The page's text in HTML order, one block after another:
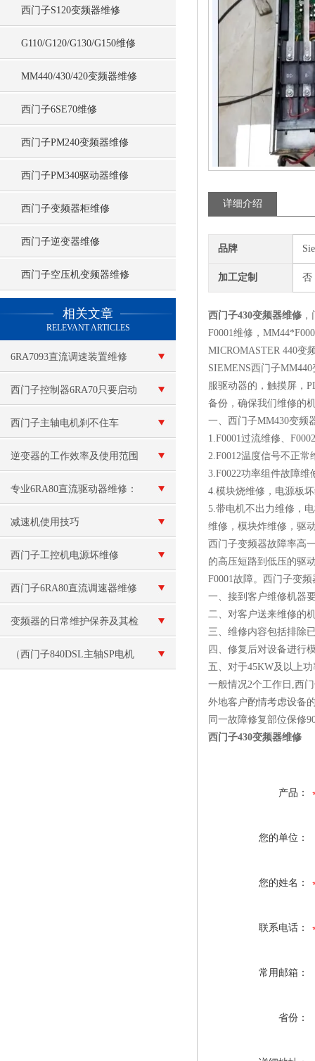
西门子S120变频器维修
G110/G120/G130/G150维修
MM440/430/420变频器维修
西门子6SE70维修
西门子PM240变频器维修
西门子PM340驱动器维修
西门子变频器柜维修
西门子逆变器维修
西门子空压机变频器维修
相关文章
RELEVANT ARTICLES
6RA7093直流调速装置维修
西门子控制器6RA70只要启动
就烧保险维修
西门子主轴电机刹不住车
逆变器的工作效率及使用范围
专业6RA80直流驱动器维修：
精准排查故障快速恢复运行
减速机使用技巧
西门子工控机电源坏维修
西门子6RA80直流调速器维修
运行中报警无法复位故障
变频器的日常维护保养及其检
修工作
（西门子840DSL主轴SP电机
详细介绍
品牌
加工定制 否
西门子430变频器维修
F0001维修，
MICROMASTER 440变
SIEMENS西门子
服驱动器的，触摸屏，
备份，确保我们维修的
一、西门子MM430变频
1.F0001过流维修、
2.F0012温度信号不正常
3.F0022功率组件故障维
4.模块烧维修，电源板
5.带电机不出力维修，
维修，模块炸维修，驱
西门子变频器故障率高
的高压短路到低压的驱
F0001故障。西门子变
一、接到客户维修机器
二、对客户送来维修的
三、维修内容包括排除
四、修复后对设备进行
五、对于45KW及以上
一般情况2个工作日,西
外地客户酌情考虑设备
同一故障修复部位保修
西门子430变频器维修
产品：
您的单位：
您的姓名：
联系电话：
常用邮箱：
省份：